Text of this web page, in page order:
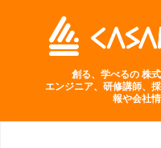
創る、学べるの 株
エンジニア、研修講師、
報や会社